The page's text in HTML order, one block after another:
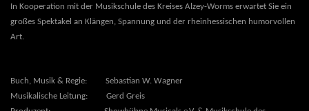
In Kooperation mit der Musikschule des Kreises Alzey-Worms erwartet Sie ein
großes Spektakel an Klängen, Spannung und der rheinhessischen humorvollen
Art.
Buch, Musik & Regie:
Sebastian W. Wagner
Musikalische Leitung:
Gerd Greis